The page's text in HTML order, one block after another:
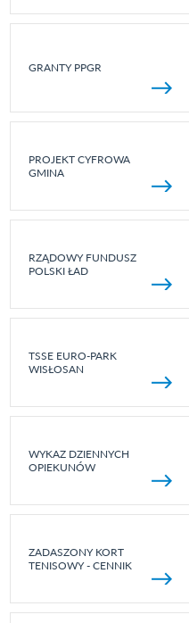
GRANTY PPGR
PROJEKT CYFROWA
GMINA
RZĄDOWY FUNDUSZ
POLSKI ŁAD
TSSE EURO-PARK
WISŁOSAN
WYKAZ DZIENNYCH
OPIEKUNÓW
ZADASZONY KORT
TENISOWY - CENNIK